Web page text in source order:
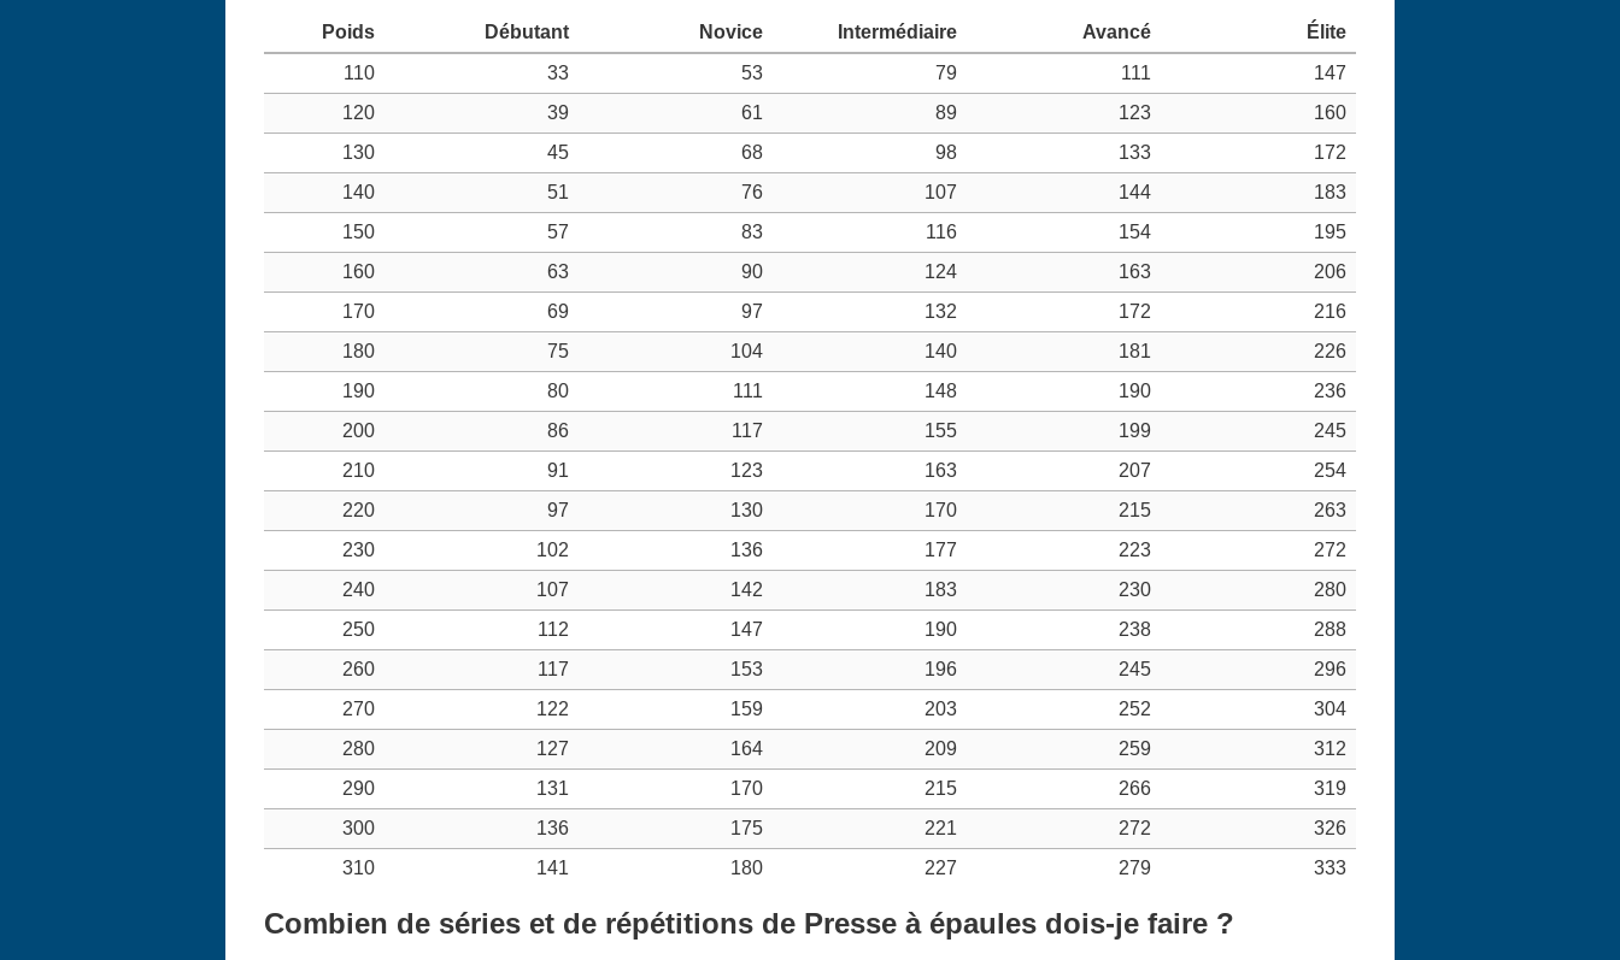
110 33 53 79 111
147
120
39 61 89 123
160
130
45 68 98 133
172
140
51 76 107 144
183
150
57 83 116 154
195
160
63 90 124 163
206
170
69 97 132 172
216
180
75 104 140 181
226
190
80 111 148 190
236
200
86 117 155 199
245
210
91 123 163 207
254
220
97 130 170 215
263
230
102 136 177 223
272
240
107 142 183 230
280
250
112 147 190 238
288
260
117 153 196 245
296
270
122 159 203 252
304
280
127 164 209 259
312
290
131 170 215 266
319
300
136 175 221 272
326
310
141 180 227 279 333
Combien de séries et de répétitions de Presse à épaules dois-je faire ?